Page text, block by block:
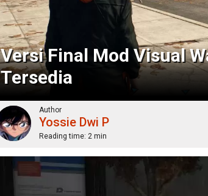
Versi Final Mod Visual
Tersedia
Author
Yossie Dwi P
Reading time: 2 min